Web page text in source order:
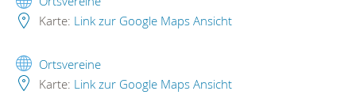
Karte: Link zur Google Maps Ansicht
Ortsvereine
Karte: Link zur Google Maps Ansicht